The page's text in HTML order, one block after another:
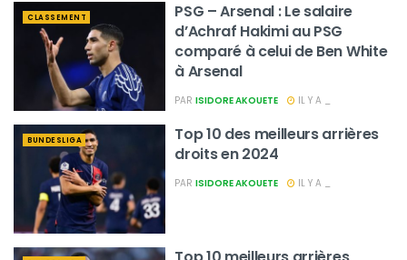
CLASSEMENT
PSG – Arsenal : Le salaire
d’Achraf Hakimi au PSG
comparé à celui de Ben White
à Arsenal
PAR ISIDORE AKOUETE IL Y A _
BUNDESLIGA
Top 10 des meilleurs arrières
droits en 2024
PAR ISIDORE AKOUETE IL Y A _